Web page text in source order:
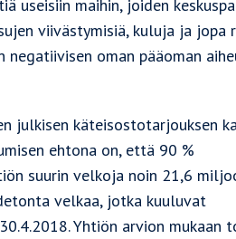
useisiin maihin, joiden
viivästymisiä, kuluja ja jopa
negatiivisen oman pääoman
julkisen käteisostotarjouksen
ehtona on, että 90 %
suurin velkoja noin 21,6
velkaa, jotka kuuluvat
Yhtiön arvion mukaan